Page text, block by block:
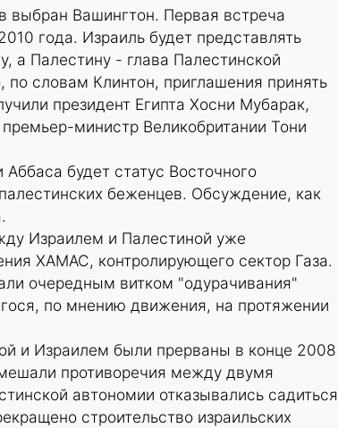
выбран Вашингтон. Первая встреча
года. Израиль будет представлять
а Палестину - глава Палестинской
словам Клинтон, приглашения принять
президент Египта Хосни Мубарак,
министр Великобритании Тони
будет статус Восточного
беженцев. Обсуждение, как
Израилем и Палестиной уже
ХАМАС, контролирующего сектор Газа.
очередным витком "одурачивания"
по мнению движения, на протяжении
и Израилем были прерваны в конце 2008
противоречия между двумя
автономии отказывались садиться
строительство израильских